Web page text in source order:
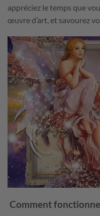
appréciez le temps que
œuvre d’art, et savourez
Comment